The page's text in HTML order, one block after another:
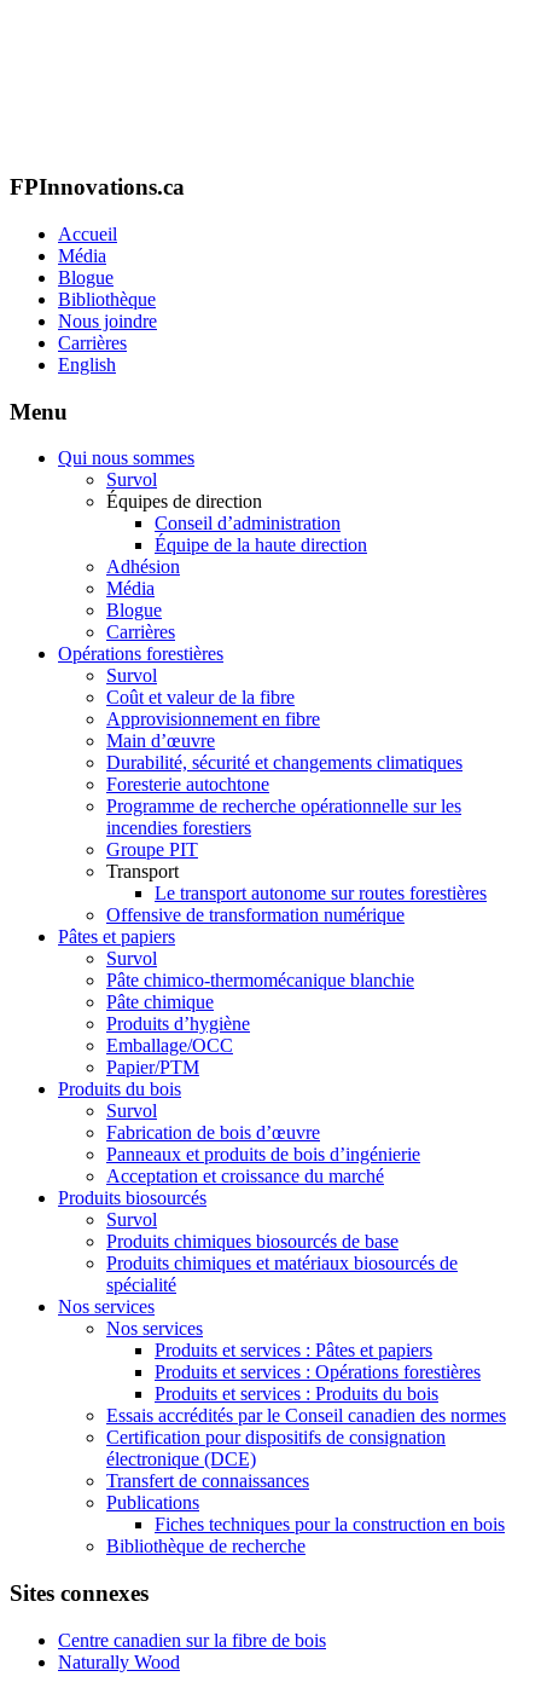
FPInnovations.ca
Accueil
Média
Blogue
Bibliothèque
Nous joindre
Carrières
English
Menu
Qui nous sommes
Survol
Équipes de direction
Conseil d’administration
Équipe de la haute direction
Adhésion
Média
Blogue
Carrières
Opérations forestières
Survol
Coût et valeur de la fibre
Approvisionnement en fibre
Main d’œuvre
Durabilité, sécurité et changements climatiques
Foresterie autochtone
Programme de recherche opérationnelle sur les
incendies forestiers
Groupe PIT
Transport
Le transport autonome sur routes forestières
Offensive de transformation numérique
Pâtes et papiers
Survol
Pâte chimico-thermomécanique blanchie
Pâte chimique
Produits d’hygiène
Emballage/OCC
Papier/PTM
Produits du bois
Survol
Fabrication de bois d’œuvre
Panneaux et produits de bois d’ingénierie
Acceptation et croissance du marché
Produits biosourcés
Survol
Produits chimiques biosourcés de base
Produits chimiques et matériaux biosourcés de
spécialité
Nos services
Nos services
Produits et services : Pâtes et papiers
Produits et services : Opérations forestières
Produits et services : Produits du bois
Essais accrédités par le Conseil canadien des normes
Certification pour dispositifs de consignation
électronique (DCE)
Transfert de connaissances
Publications
Fiches techniques pour la construction en bois
Bibliothèque de recherche
Sites connexes
Centre canadien sur la fibre de bois
Naturally Wood